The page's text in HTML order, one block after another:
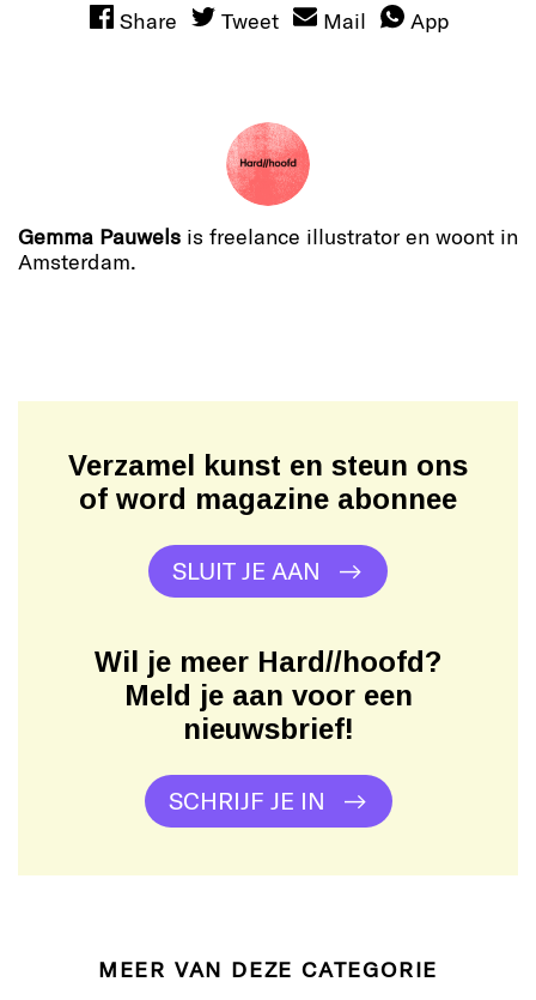
Share Tweet Mail App
Gemma Pauwels is freelance illustrator en woont in
Amsterdam.
Verzamel kunst en steun ons
of word magazine abonnee
SLUIT JE AAN
Wil je meer Hard//hoofd?
Meld je aan voor een
nieuwsbrief!
SCHRIJF JE IN
MEER VAN DEZE CATEGORIE